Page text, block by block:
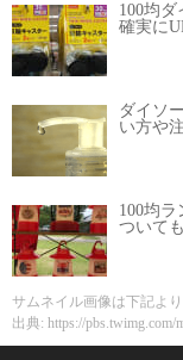
100均
確実に
ダイソ
い方や
100均
ついて
サムネイル画像は下記より
出典: https://